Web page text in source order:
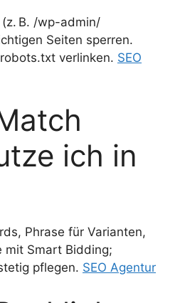
B. /wp-admin/
Seiten sperren.
verlinken. SEO
ich in
Phrase für Varianten,
mit Smart Bidding;
pflegen. SEO Agentur